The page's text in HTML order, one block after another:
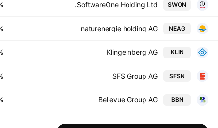
SWON
SoftwareOne Holding Ltd.
NEAG
naturenergie holding AG
KLIN
Klingelnberg AG
SFSN
SFS Group AG
BBN
Bellevue Group AG